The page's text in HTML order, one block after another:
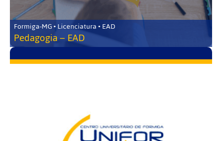
Formiga-MG • Licenciatura • EAD
Pedagogia – EAD